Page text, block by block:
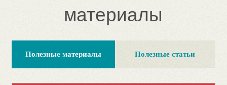
Колода «Геймификация обучения»